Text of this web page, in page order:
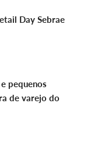
Day Sebrae
pequenos
de varejo do